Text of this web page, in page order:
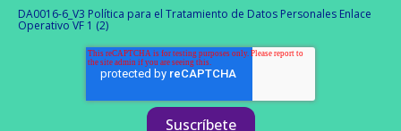
DA0016-6_V3 Política para el Tratamiento de Datos Personales Enlace
Operativo VF 1 (2)